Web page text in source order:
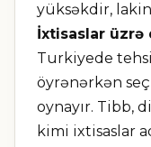
yüksəkdir,
İxtisaslar
Turkiyede
öyrənərkən
oynayır. Tibb,
kimi ixtisaslar